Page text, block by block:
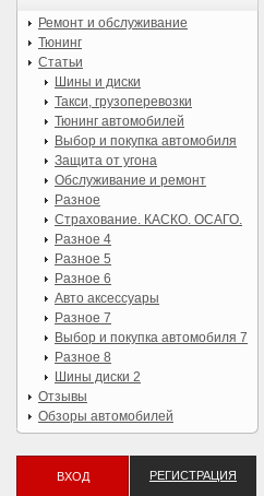
Ремонт и обслуживание
Тюнинг
Статьи
Шины и диски
Такси, грузоперевозки
Тюнинг автомобилей
Выбор и покупка автомобиля
Защита от угона
Обслуживание и ремонт
Разное
Страхование. КАСКО. ОСАГО.
Разное 4
Разное 5
Разное 6
Авто аксессуары
Разное 7
Выбор и покупка автомобиля 7
Разное 8
Шины диски 2
Отзывы
Обзоры автомобилей
ВХОД РЕГИСТРАЦИЯ